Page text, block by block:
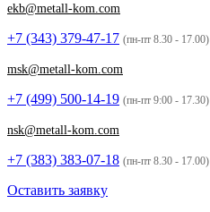
ekb@metall-kom.com
+7 (343) 379-47-17 (пн-пт 8.30 - 17.00)
msk@metall-kom.com
+7 (499) 500-14-19 (пн-пт 9:00 - 17.30)
nsk@metall-kom.com
+7 (383) 383-07-18 (пн-пт 8.30 - 17.00)
Оставить заявку